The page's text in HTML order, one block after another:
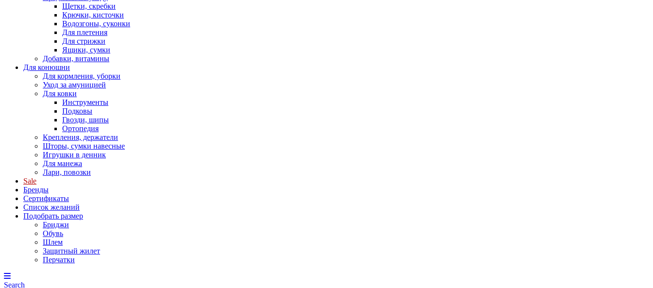
Щетки, скребки
Крючки, кисточки
Водозгоны, суконки
Для плетения
Для стрижки
Ящики, сумки
Добавки, витамины
Для конюшни
Для кормления, уборки
Уход за амуницией
Для ковки
Инструменты
Подковы
Гвозди, шипы
Ортопедия
Крепления, держатели
Шторы, сумки навесные
Игрушки в денник
Для манежа
Лари, повозки
Sale
Бренды
Сертификаты
Список желаний
Подобрать размер
Бриджи
Обувь
Шлем
Защитный жилет
Перчатки
Search